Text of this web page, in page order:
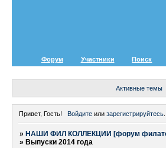
Форум Участники Поиск
Активные темы
Привет, Гость! Войдитеили зарегистрируйтесь.
» НАШИ ФИЛ КОЛЛЕКЦИИ [форум
» Выпуски 2014 года